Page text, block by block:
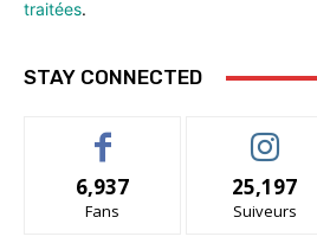
traitées.
STAY CONNECTED
6,937
Fans
25,197
Suiveurs